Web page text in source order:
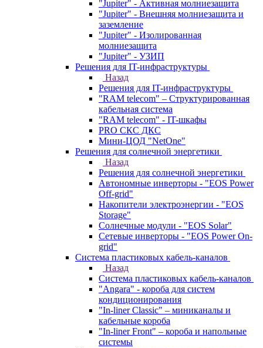
"Jupiter" - Активная молниезащита
"Jupiter" - Внешняя молниезащита и
заземление
"Jupiter" - Изолированная
молниезащита
"Jupiter" - УЗИП
Решения для IT-инфраструктуры
Назад
Решения для IT-инфраструктуры
"RAM telecom" – Структурированная
кабельная система
"RAM telecom" - IT-шкафы
PRO СКС ДКС
Мини-ЦОД "NetOne"
Решения для солнечной энергетики
Назад
Решения для солнечной энергетики
Автономные инверторы - "EOS Power
Off-grid"
Накопители электроэнергии - "EOS
Storage"
Солнечные модули - "EOS Solar"
Сетевые инверторы - "EOS Power On-
grid"
Система пластиковых кабель-каналов
Назад
Система пластиковых кабель-каналов
"Angara" - короба для систем
кондиционирования
"In-liner Classic" – миниканалы и
кабельные короба
"In-liner Front" – короба и напольные
системы